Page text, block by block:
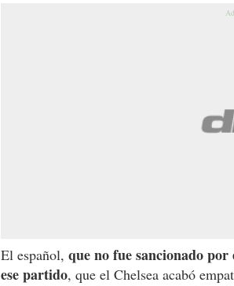
El español, que no fue sancionado
ese partido, que el Chelsea acabó